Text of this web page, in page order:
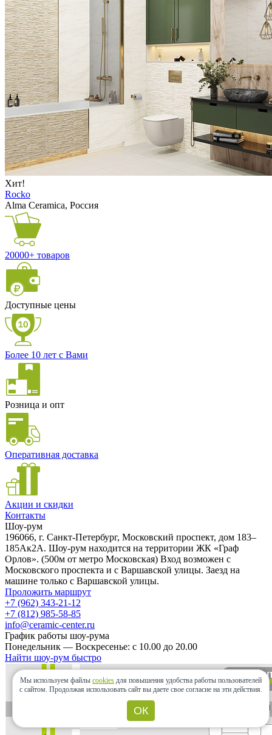
Хит!
Rocko
Alma Ceramica, Россия
20000+ товаров
Доступные цены
Более 10 лет с Вами
Розница и опт
Оперативная доставка
Акции и скидки
Контакты
Шоу-рум
196066, г. Санкт-Петербург, Московский проспект, дом 183–
185Ак2А. Шоу-рум находится на территории ЖК «Граф
Орлов». (500м от метро Московская) Вход возможен с
Московского проспекта и с Варшавской улицы. Заезд на
машине только с Варшавской улицы.
Проложить маршрут
+7 (962) 343-21-12
+7 (812) 985-58-85
info@ceramic-center.ru
График работы шоу-рума
Понедельник — Воскресенье: с 10.00 до 20.00
Найти шоу-рум быстро
Мы используем файлы cookies для повышения удобства работы пользователей
с сайтом. Продолжая использовать сайт вы даете свое согласие на эти действия.
ОК